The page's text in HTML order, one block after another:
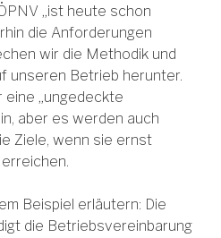
„ist heute schon
die Anforderungen
wir die Methodik und
unseren Betrieb herunter.
eine „ungedeckte
aber es werden auch
Ziele, wenn sie ernst
Beispiel erläutern: Die
die Betriebsvereinbarung